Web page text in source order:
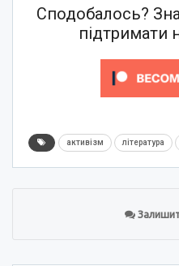
Сподобалось?
підтримати
активізм література